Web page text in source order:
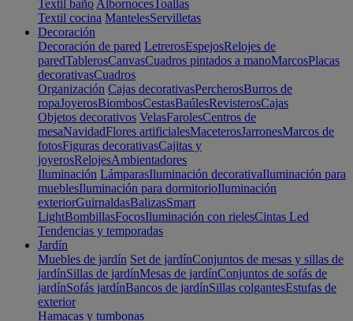
Textil baño AlbornocesToallas
Textil cocina MantelesServilletas
Decoración
Decoración de pared LetrerosEspejosRelojes de
paredTablerosCanvasCuadros pintados a manoMarcosPlacas
decorativasCuadros
Organización Cajas decorativasPercherosBurros de
ropaJoyerosBiombosCestasBaúlesRevisterosCajas
Objetos decorativos VelasFarolesCentros de
mesaNavidadFlores artificialesMaceterosJarronesMarcos de
fotosFiguras decorativasCajitas y
joyerosRelojesAmbientadores
Iluminación LámparasIluminación decorativaIluminación para
mueblesIluminación para dormitorioIluminación
exteriorGuirnaldasBalizasSmart
LightBombillasFocosIluminación con rielesCintas Led
Tendencias y temporadas
Jardín
Muebles de jardín Set de jardínConjuntos de mesas y sillas de
jardínSillas de jardínMesas de jardínConjuntos de sofás de
jardínSofás jardínBancos de jardínSillas colgantesEstufas de
exterior
Hamacas y tumbonas